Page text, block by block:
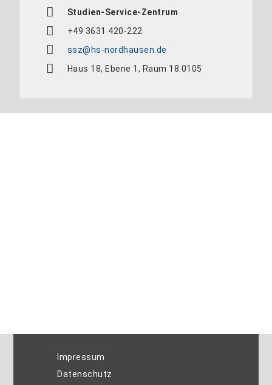
Studien-Service-Zentrum
+49 3631 420-222
ssz@hs-nordhausen.de
Haus 18, Ebene 1, Raum 18.0105
Impressum
Datenschutz